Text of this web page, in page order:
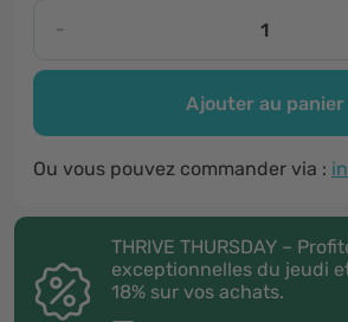
-
Ajouter au panier
Ou vous pouvez commander via :
THRIVE THURSDAY –
exceptionnelles du jeudi
18% sur vos achats.